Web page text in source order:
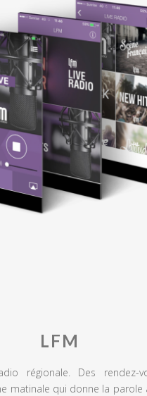
LFM
régionale. Des rendez-
matinale qui donne la parole